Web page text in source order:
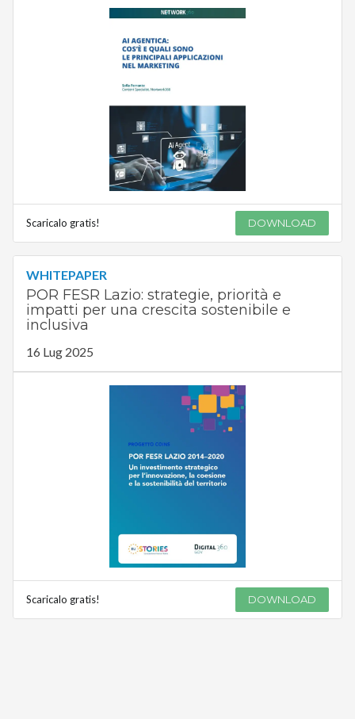
Scaricalo gratis! DOWNLOAD
WHITEPAPER
POR FESR Lazio: strategie, priorità e
impatti per una crescita sostenibile e
inclusiva
16 Lug 2025
Scaricalo gratis! DOWNLOAD